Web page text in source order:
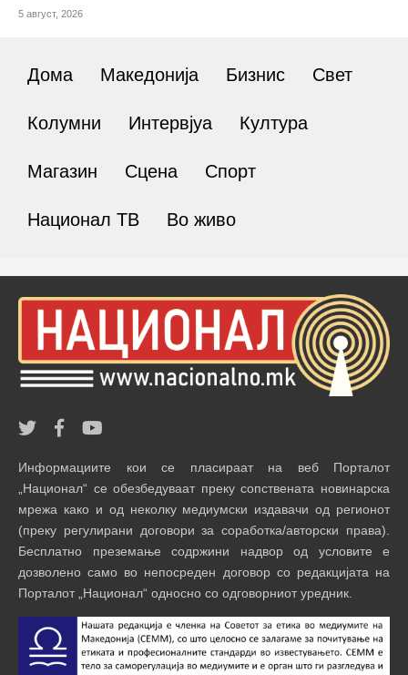
5 август, 2026
Дома Македонија Бизнис Свет
Колумни Интервјуа Култура
Магазин Сцена Спорт
Национал ТВ Во живо
Информациите кои се пласираат на веб Порталот
„Национал“ се обезбедуваат преку сопствената новинарска
мрежа како и од неколку медиумски издавачи од регионот
(преку регулирани договори за соработка/авторски права).
Бесплатно преземање содржини надвор од условите е
дозволено само во непосреден договор со редакцијата на
Порталот „Национал“ односно со одговорниот уредник.